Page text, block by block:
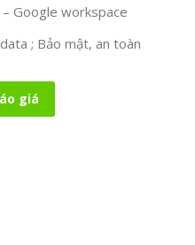
Google workspace
; Bảo mật, an toàn
giá